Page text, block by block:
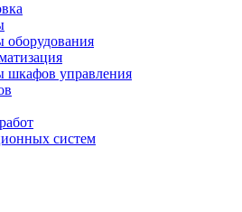
оборудования
шкафов управления
систем